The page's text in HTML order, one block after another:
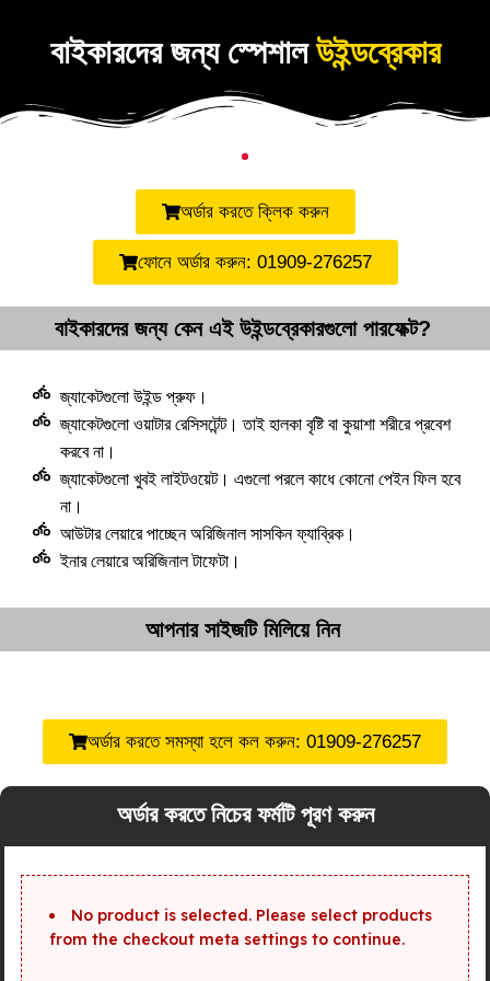
বাইকারদের জন্য স্পেশালউইন্ডব্রেকার
অর্ডার করতে ক্লিক করুন
ফোনে অর্ডার করুন: 01909-276257
বাইকারদের জন্য কেন এই উইন্ডব্রেকারগুলো পারফেক্ট?
জ্যাকেটগুলো উইন্ড প্রুফ।
জ্যাকেটগুলো ওয়াটার রেসিসটেন্ট। তাই হালকা বৃষ্টি বা কুয়াশা শরীরে প্রবেশ
করবে না।
জ্যাকেটগুলো খুবই লাইটওয়েট। এগুলো পরলে কাধে কোনো পেইন ফিল হবে
না।
আউটার লেয়ারে পাচ্ছেন অরিজিনাল সাসকিন ফ্যাব্রিক।
ইনার লেয়ারে অরিজিনাল টাফেটা।
আপনার সাইজটি মিলিয়ে নিন
অর্ডার করতে সমস্যা হলে কল করুন: 01909-276257
অর্ডার করতে নিচের ফর্মটি পূরণ করুন
No product is selected. Please select products
from the checkout meta settings to continue.